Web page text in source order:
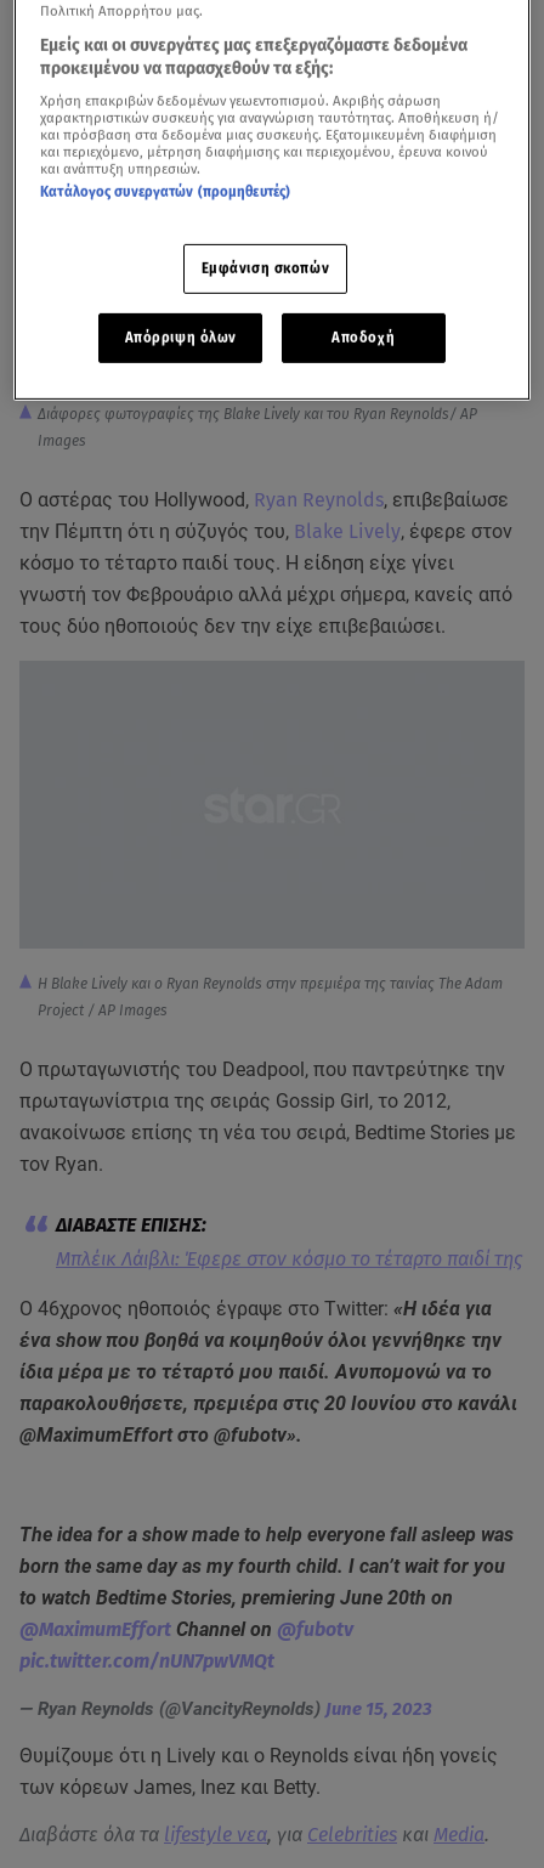
Διάφορες φωτογραφίες της Blake Lively και του Ryan Reynolds/ AP
Images
Ο αστέρας του Hollywood, Ryan Reynolds, επιβεβαίωσε
την Πέμπτη ότι η σύζυγός του, Blake Lively, έφερε στον
κόσμο το τέταρτο παιδί τους. Η είδηση είχε γίνει
γνωστή τον Φεβρουάριο αλλά μέχρι σήμερα, κανείς από
τους δύο ηθοποιούς δεν την είχε επιβεβαιώσει.
Η Blake Lively και ο Ryan Reynolds στην πρεμιέρα της ταινίας The Adam
Project / AP Images
Ο πρωταγωνιστής του Deadpool, που παντρεύτηκε την
πρωταγωνίστρια της σειράς Gossip Girl, το 2012,
ανακοίνωσε επίσης τη νέα του σειρά, Bedtime Stories με
τον Ryan.
Μπλέικ Λάιβλι: Έφερε στον κόσμο το τέταρτο παιδί της
Ο 46χρονος ηθοποιός έγραψε στο Twitter: «Η ιδέα για
ένα show που βοηθά να κοιμηθούν όλοι γεννήθηκε την
ίδια μέρα με το τέταρτό μου παιδί. Ανυπομονώ να το
παρακολουθήσετε, πρεμιέρα στις 20 Ιουνίου στο κανάλι
@MaximumEffort στο @fubotv».
The idea for a show made to help everyone fall asleep was
born the same day as my fourth child. I can’t wait for you
to watch Bedtime Stories, premiering June 20th on
@MaximumEffort Channel on @fubotv
pic.twitter.com/nUN7pwVMQt
— Ryan Reynolds (@VancityReynolds) June 15, 2023
Θυμίζουμε ότι η Lively και ο Reynolds είναι ήδη γονείς
των κόρεων James, Inez και Betty.
Διαβάστε όλα τα lifestyle νεα, για Celebrities και Media.
Πολιτική Απορρήτου μας.
Εμείς και οι συνεργάτες μας επεξεργαζόμαστε δεδομένα
προκειμένου να παρασχεθούν τα εξής:
Χρήση επακριβών δεδομένων γεωεντοπισμού. Ακριβής σάρωση
χαρακτηριστικών συσκευής για αναγνώριση ταυτότητας. Αποθήκευση ή/
και πρόσβαση στα δεδομένα μιας συσκευής. Εξατομικευμένη διαφήμιση
και περιεχόμενο, μέτρηση διαφήμισης και περιεχομένου, έρευνα κοινού
και ανάπτυξη υπηρεσιών.
Κατάλογος συνεργατών (προμηθευτές)
Εμφάνιση σκοπών
Απόρριψη όλων Αποδοχή